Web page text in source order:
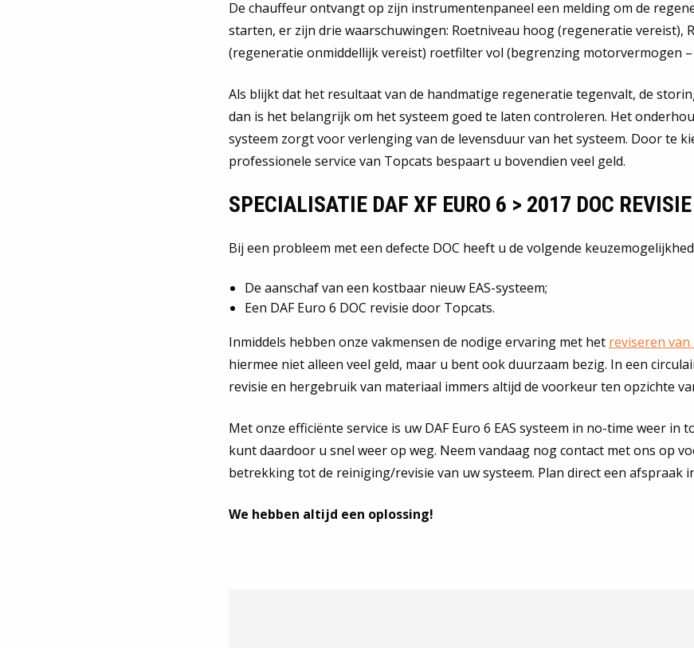
De chauffeur ontvangt op zijn instrumentenpaneel een melding om de
starten, er zijn drie waarschuwingen: Roetniveau hoog (regeneratie vereist),
(regeneratie onmiddellijk vereist) roetfilter vol (begrenzing motorvermogen
Als blijkt dat het resultaat van de handmatige regeneratie tegenvalt, de
dan is het belangrijk om het systeem goed te laten controleren. Het
systeem zorgt voor verlenging van de levensduur van het systeem. Door te
professionele service van Topcats bespaart u bovendien veel geld.
SPECIALISATIE DAF XF EURO 6 > 2017 DOC REVISIE
Bij een probleem met een defecte DOC heeft u de volgende
De aanschaf van een kostbaar nieuw EAS-systeem;
Een DAF Euro 6 DOC revisie door Topcats.
Inmiddels hebben onze vakmensen de nodige ervaring met het reviseren van
hiermee niet alleen veel geld, maar u bent ook duurzaam bezig. In een
revisie en hergebruik van materiaal immers altijd de voorkeur ten opzichte
Met onze efficiënte service is uw DAF Euro 6 EAS systeem in no-time weer in
kunt daardoor u snel weer op weg. Neem vandaag nog contact met ons op
betrekking tot de reiniging/revisie van uw systeem. Plan direct een afspraak
We hebben altijd een oplossing!